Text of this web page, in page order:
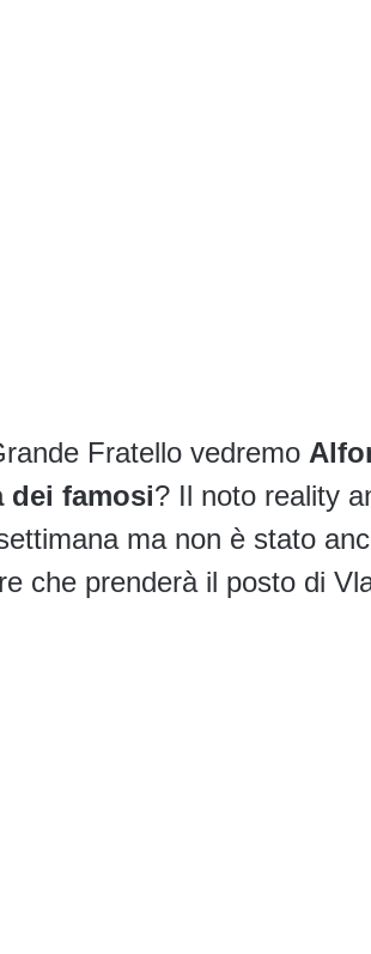
Fratello vedremo
dei famosi? Il noto reality
ma non è stato
che prenderà il posto di